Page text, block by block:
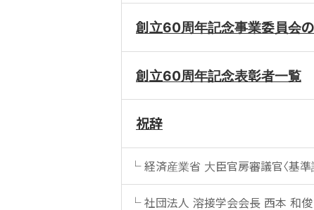
創立60周年記念事業委員会
創立60周年記念表彰者一覧
祝辞
経済産業省 大臣官房審議官〈基
社団法人 溶接学会会長 西本 和俊